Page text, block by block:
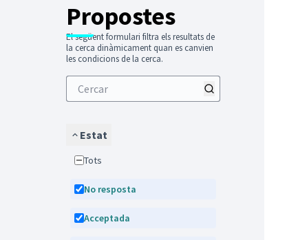
Propostes
El següent formulari filtra els resultats de
la cerca dinàmicament quan es canvien
les condicions de la cerca.
Estat
Tots
No resposta
Acceptada